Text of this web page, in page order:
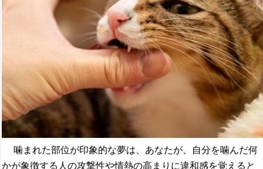
噛まれた部位が印象的な夢は、あなたが、自分を噛んだ何
かが象徴する人の攻撃性や情熱の高まりに違和感を覚えると